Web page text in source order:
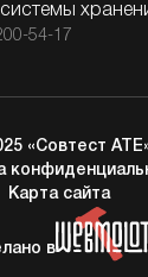
54-17
«Совтест
Карта сайта
в